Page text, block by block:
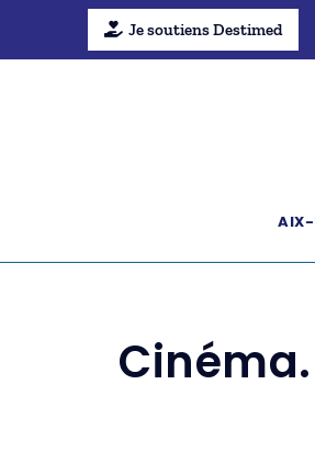
Je soutiens Destimed
AIX-